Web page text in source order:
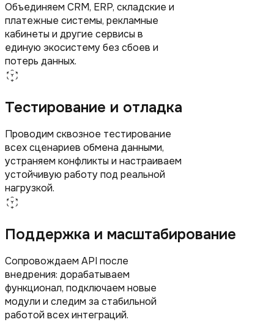
Объединяем CRM, ERP, складские и
платежные системы, рекламные
кабинеты и другие сервисы в
единую экосистему без сбоев и
потерь данных.
Тестирование и отладка
Проводим сквозное тестирование
всех сценариев обмена данными,
устраняем конфликты и настраиваем
устойчивую работу под реальной
нагрузкой.
Поддержка и масштабирование
Сопровождаем API после
внедрения: дорабатываем
функционал, подключаем новые
модули и следим за стабильной
работой всех интеграций.